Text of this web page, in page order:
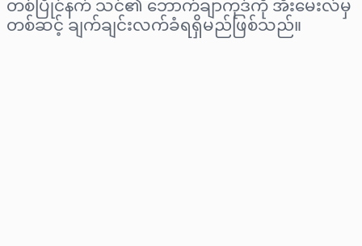
တစ်ပြိုင်နက် သင်၏ ဘောက်ချာကုဒ်ကို အီးမေးလ်မှ
တစ်ဆင့် ချက်ချင်းလက်ခံရရှိမည်ဖြစ်သည်။